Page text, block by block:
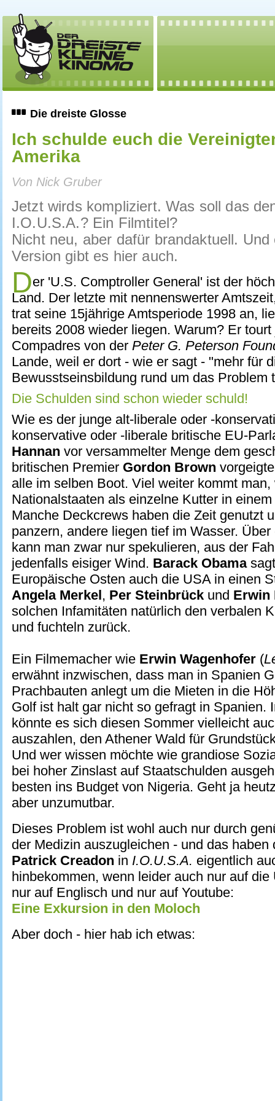
Die dreiste Glosse
Ich schulde euch die
Amerika
Von Nick Gruber
Jetzt wirds kompliziert. Was soll das
I.O.U.S.A.? Ein Filmtitel?
Nicht neu, aber dafür brandaktuell. Und
Version gibt es hier auch.
Der 'U.S. Comptroller General' ist der
Land. Der letzte mit nennenswerter
trat seine 15jährige Amtsperiode 1998 an,
bereits 2008 wieder liegen. Warum? Er
Compadres von der Peter G. Peterson
Lande, weil er dort - wie er sagt - "mehr für
Bewusstseinsbildung rund um das Problem
Die Schulden sind schon wieder schuld!
Wie es der junge alt-liberale oder -
konservative oder -liberale britische EU-
Hannan vor versammelter Menge dem
britischen Premier Gordon Brown
alle im selben Boot. Viel weiter kommt
Nationalstaaten als einzelne Kutter in
Manche Deckcrews haben die Zeit genutzt
panzern, andere liegen tief im Wasser.
kann man zwar nur spekulieren, aus der
jedenfalls eisiger Wind. Barack Obama
Europäische Osten auch die USA in einen
Angela Merkel, Per Steinbrück und
solchen Infamitäten natürlich den verbalen
und fuchteln zurück.
Ein Filmemacher wie Erwin Wagenhofer (
erwähnt inzwischen, dass man in Spanien
Prachbauten anlegt um die Mieten in die
Golf ist halt gar nicht so gefragt in Spanien.
könnte es sich diesen Sommer vielleicht
auszahlen, den Athener Wald für
Und wer wissen möchte wie grandiose
bei hoher Zinslast auf Staatschulden
besten ins Budget von Nigeria. Geht ja
aber unzumutbar.
Dieses Problem ist wohl auch nur durch
der Medizin auszugleichen - und das haben
Patrick Creadon in I.O.U.S.A. eigentlich
hinbekommen, wenn leider auch nur auf
nur auf Englisch und nur auf Youtube:
Eine Exkursion in den Moloch
Aber doch - hier hab ich etwas: